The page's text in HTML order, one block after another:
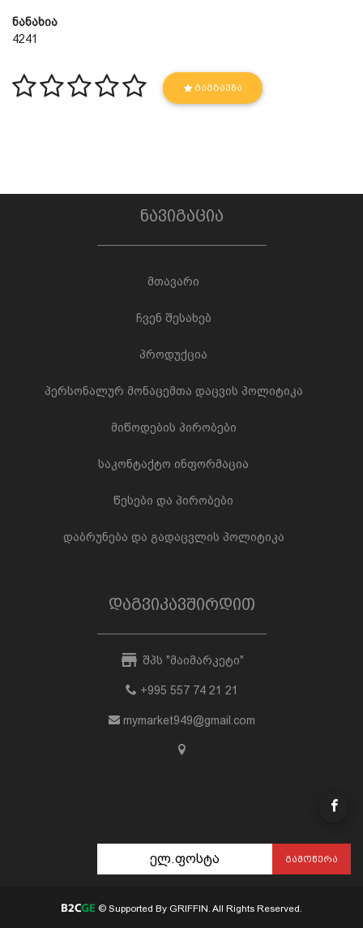
ნანახია
4241
ᲒᲐᲒᲖᲐᲕᲜᲐ
ნავიგაცია
მთავარი
ჩვენ შესახებ
პროდუქცია
პერსონალურ მონაცემთა დაცვის პოლიტიკა
მიწოდების პირობები
საკონტაქტო ინფორმაცია
წესები და პირობები
დაბრუნება და გადაცვლის პოლიტიკა
დაგვიკავშირდით
შპს "მაიმარკეტი"
+995 557 74 21 21
mymarket949@gmail.com
ᲒᲐᲛᲝᲬᲔᲠᲐ
© Supported By GRIFFIN. All Rights Reserved.